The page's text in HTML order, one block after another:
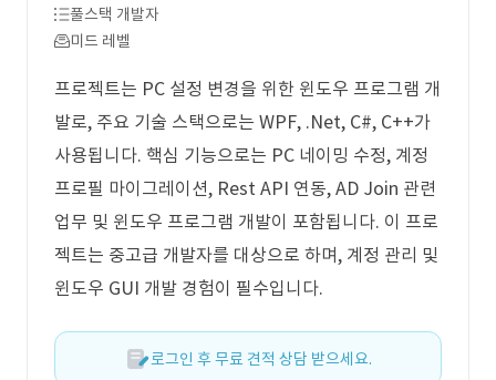
풀스택 개발자
미드 레벨
프로젝트는 PC 설정 변경을 위한 윈도우 프로그램 개
발로, 주요 기술 스택으로는 WPF, .Net, C#, C++가
사용됩니다. 핵심 기능으로는 PC 네이밍 수정, 계정
프로필 마이그레이션, Rest API 연동, AD Join 관련
업무 및 윈도우 프로그램 개발이 포함됩니다. 이 프로
젝트는 중고급 개발자를 대상으로 하며, 계정 관리 및
윈도우 GUI 개발 경험이 필수입니다.
로그인 후 무료 견적 상담 받으세요.